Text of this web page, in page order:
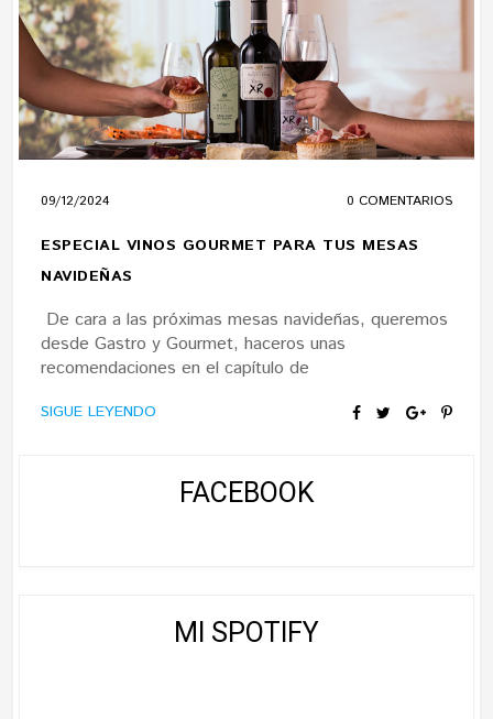
09/12/2024 0 COMENTARIOS
ESPECIAL VINOS GOURMET PARA TUS MESAS
NAVIDEÑAS
De cara a las próximas mesas navideñas, queremos
desde Gastro y Gourmet, haceros unas
recomendaciones en el capítulo de
SIGUE LEYENDO
FACEBOOK
MI SPOTIFY